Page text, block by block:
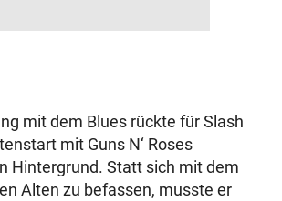
mit dem Blues rückte für Slash
mit Guns N‘ Roses
Hintergrund. Statt sich mit dem
Alten zu befassen, musste er